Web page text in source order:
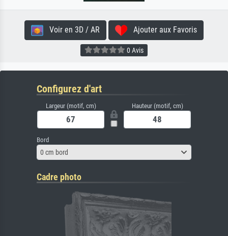
Voir en 3D / AR Ajouter aux Favoris
0 Avis
Configurez d'art
Largeur (motif, cm) Hauteur (motif, cm)
Bord
0 cm bord
Cadre photo